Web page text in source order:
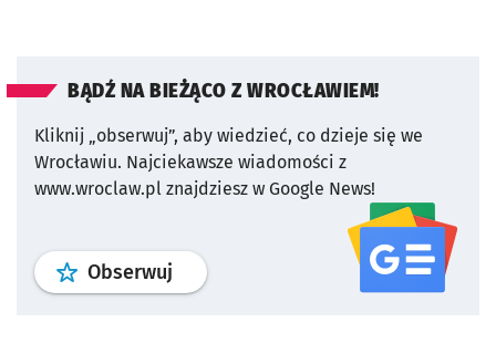
BĄDŹ NA BIEŻĄCO Z WROCŁAWIEM!
Kliknij „obserwuj”, aby wiedzieć, co dzieje się we
Wrocławiu. Najciekawsze wiadomości z
www.wroclaw.pl znajdziesz w Google News!
Obserwuj profil serwisu